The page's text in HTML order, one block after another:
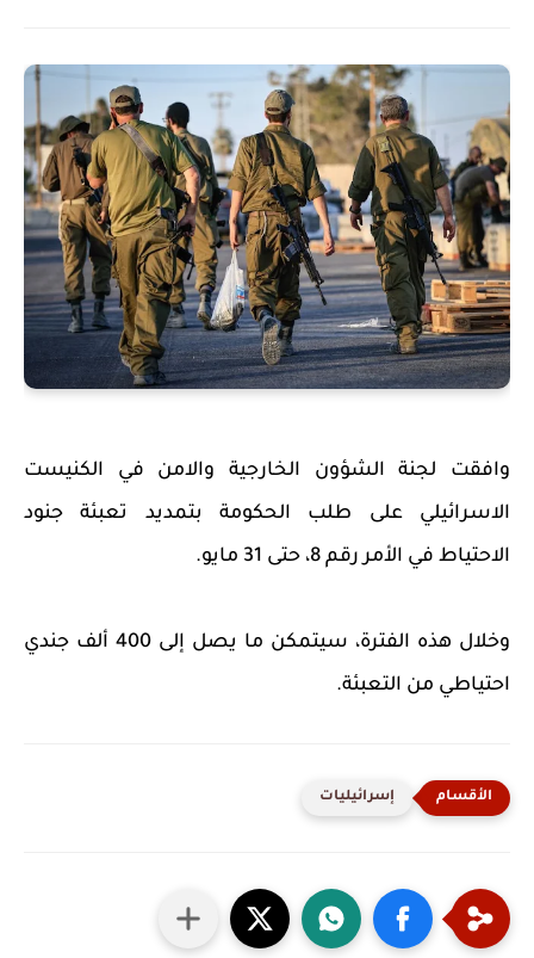
وافقت لجنة الشؤون الخارجية والامن في الكنيست
الاسرائيلي على طلب الحكومة بتمديد تعبئة جنود
الاحتياط في الأمر رقم 8، حتى 31 مايو.
وخلال هذه الفترة، سيتمكن ما يصل إلى 400 ألف جندي
احتياطي من التعبئة.
إسرائيليات